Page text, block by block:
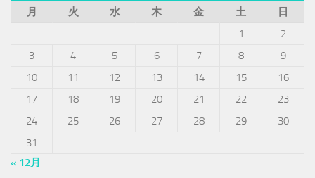
月
火 水 木 金 土
日
1
2
3
4 5 6 7 8
9
10
11 12 13 14 15
16
17
18 19 20 21 22
23
24
25 26 27 28 29
30
31
« 12月